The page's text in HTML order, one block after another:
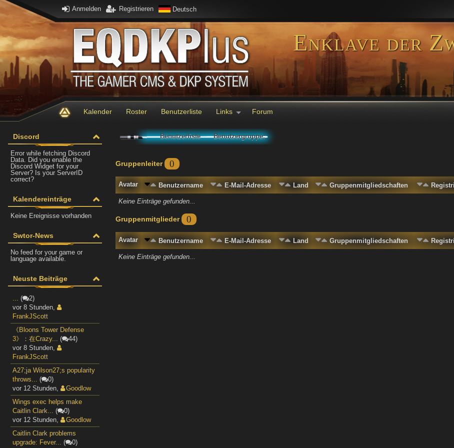
Anmelden Registrieren Deutsch
Enklave der
Kalender Roster Benutzerliste Links Forum
Discord
Error while fetching Discord
Data. Did you enable the
Discord Widget for your
Server? Is your ServerID
correct?
Kalendereinträge
Keine Ereignisse vorhanden
Swtor-News
No feed for your game or
language available.
Neuste Beiträge
... (
2)
vor 8 Stunden,
FrankJScott
《Bloons Tower Defense
3》：在Crazy... (
44)
vor 8 Stunden,
FrankJScott
A27;ja Wilson27;s popularity
throws... (
0)
vor 12 Stunden,
Goodlow
Wings exec helps make
Caitlin Clark... (
0)
vor 12 Stunden,
Goodlow
Caitlin Clark problems
upgrade: Fever... (
0)
Benutzerliste Benutzergruppe:
Gruppenleiter 0
Avatar Benutzername E-Mail-Adresse Land Gruppenmitgliedschaften
Keine Einträge gefunden...
Gruppenmitglieder 0
Avatar Benutzername E-Mail-Adresse Land Gruppenmitgliedschaften
Keine Einträge gefunden...